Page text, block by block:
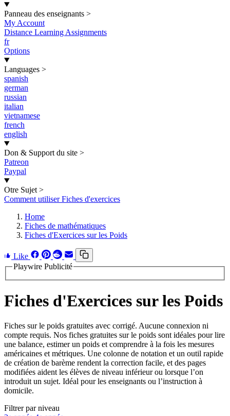
Panneau des enseignants >
My Account
Distance Learning Assignments
fr
Options
Languages >
spanish
german
russian
italian
vietnamese
french
english
Don & Support du site >
Patreon
Paypal
Otre Sujet >
Comment utiliser Fiches d'exercices
Home
Fiches de mathématiques
Fiches d'Exercices sur les Poids
Like
Playwire Publicité
Fiches d'Exercices sur les Poids
Fiches sur le poids gratuites avec corrigé. Aucune connexion ni
compte requis. Nos fiches gratuites sur le poids sont idéales pour lire
une balance, estimer un poids et comprendre à la fois les mesures
américaines et métriques. Une colonne de notation et un outil rapide
de création de barème rendent la correction facile, et des pages
modifiées aident les élèves de niveau inférieur ou lorsque l’on
introduit un sujet. Idéal pour les enseignants ou l’instruction à
domicile.
Filtrer par niveau